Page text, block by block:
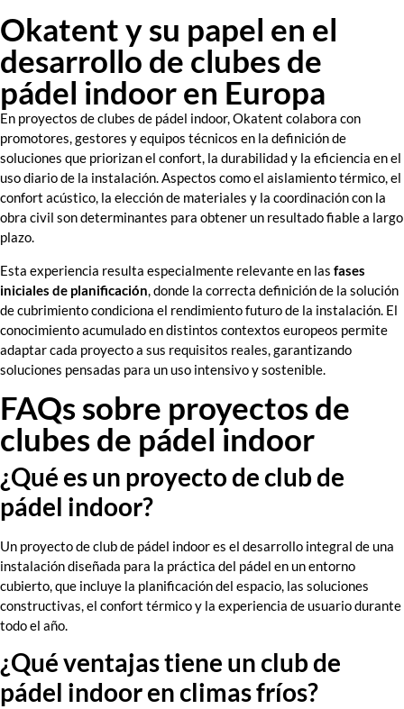
Okatent y su papel en el
desarrollo de clubes de
pádel indoor en Europa
En proyectos de clubes de pádel indoor, Okatent colabora con
promotores, gestores y equipos técnicos en la definición de
soluciones que priorizan el confort, la durabilidad y la eficiencia en el
uso diario de la instalación. Aspectos como el aislamiento térmico, el
confort acústico, la elección de materiales y la coordinación con la
obra civil son determinantes para obtener un resultado fiable a largo
plazo.
Esta experiencia resulta especialmente relevante en las fases
iniciales de planificación , donde la correcta definición de la solución
de cubrimiento condiciona el rendimiento futuro de la instalación. El
conocimiento acumulado en distintos contextos europeos permite
adaptar cada proyecto a sus requisitos reales, garantizando
soluciones pensadas para un uso intensivo y sostenible.
FAQs sobre proyectos de
clubes de pádel indoor
¿Qué es un proyecto de club de
pádel indoor?
Un proyecto de club de pádel indoor es el desarrollo integral de una
instalación diseñada para la práctica del pádel en un entorno
cubierto, que incluye la planificación del espacio, las soluciones
constructivas, el confort térmico y la experiencia de usuario durante
todo el año.
¿Qué ventajas tiene un club de
pádel indoor en climas fríos?